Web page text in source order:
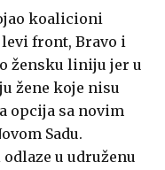
koalicioni
levi front, Bravo i
žensku liniju jer u
žene koje nisu
opcija sa novim
Sadu.
u udruženu